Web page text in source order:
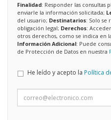
Finalidad: Responder las consultas
enviarle la información solicitada;
del usuario; Destinatarios: Solo se
obligación legal; Derechos:
otros derechos, como se indica en
Información Adicional: Puede
de Protección de Datos en nuestra
He leído y acepto la Política